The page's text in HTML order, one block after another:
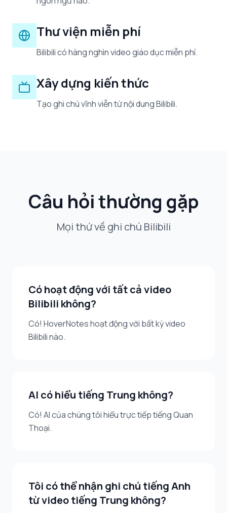
Thư viện miễn phí
Bilibili có hàng nghìn video giáo dục miễn phí.
Xây dựng kiến thức
Tạo ghi chú vĩnh viễn từ nội dung Bilibili.
Câu hỏi thường gặp
Mọi thứ về ghi chú Bilibili
Có hoạt động với tất cả video
Bilibili không?
Có! HoverNotes hoạt động với bất kỳ video
Bilibili nào.
AI có hiểu tiếng Trung không?
Có! AI của chúng tôi hiểu trực tiếp tiếng Quan
Thoại.
Tôi có thể nhận ghi chú tiếng Anh
từ video tiếng Trung không?